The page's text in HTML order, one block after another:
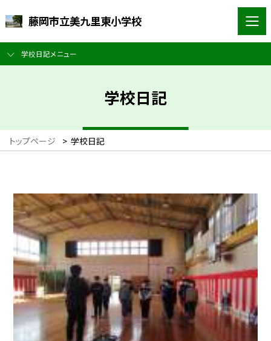
藤岡市立美九里東小学校
学校日記メニュー
学校日記
トップページ > 学校日記